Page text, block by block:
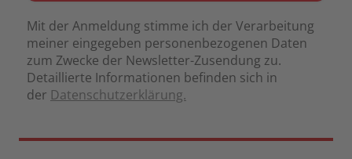
Mit der Anmeldung stimme ich der Verarbeitung
meiner eingegeben personenbezogenen Daten
zum Zwecke der Newsletter-Zusendung zu.
Detaillierte Informationen befinden sich in
der Datenschutzerklärung.